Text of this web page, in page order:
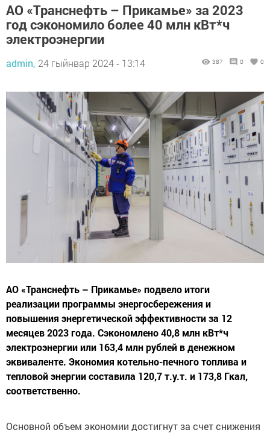
АО «Транснефть – Прикамье» за 2023
год сэкономило более 40 млн кВт*ч
электроэнергии
admin, 24 гыйнвар 2024 - 13:14 387 0 0
АО «Транснефть – Прикамье» подвело итоги
реализации программы энергосбережения и
повышения энергетической эффективности за 12
месяцев 2023 года. Сэкономлено 40,8 млн кВт*ч
электроэнергии или 163,4 млн рублей в денежном
эквиваленте. Экономия котельно-печного топлива и
тепловой энергии составила 120,7 т.у.т. и 173,8 Гкал,
соответственно.
Основной объем экономии достигнут за счет снижения